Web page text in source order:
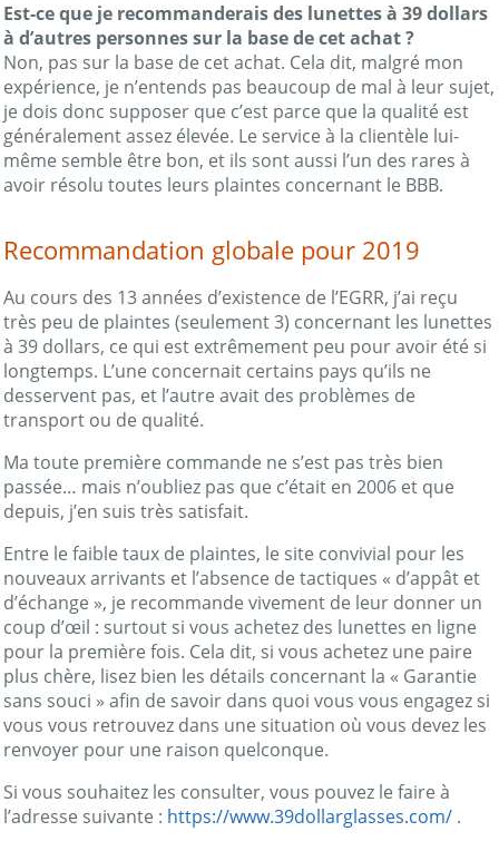
Est-ce que je recommanderais des lunettes à 39 dollars
à d’autres personnes sur la base de cet achat ?
Non, pas sur la base de cet achat. Cela dit, malgré mon
expérience, je n’entends pas beaucoup de mal à leur sujet,
je dois donc supposer que c’est parce que la qualité est
généralement assez élevée. Le service à la clientèle lui-
même semble être bon, et ils sont aussi l’un des rares à
avoir résolu toutes leurs plaintes concernant le BBB.
Recommandation globale pour 2019
Au cours des 13 années d’existence de l’EGRR, j’ai reçu
très peu de plaintes (seulement 3) concernant les lunettes
à 39 dollars, ce qui est extrêmement peu pour avoir été si
longtemps. L’une concernait certains pays qu’ils ne
desservent pas, et l’autre avait des problèmes de
transport ou de qualité.
Ma toute première commande ne s’est pas très bien
passée… mais n’oubliez pas que c’était en 2006 et que
depuis, j’en suis très satisfait.
Entre le faible taux de plaintes, le site convivial pour les
nouveaux arrivants et l’absence de tactiques « d’appât et
d’échange », je recommande vivement de leur donner un
coup d’œil : surtout si vous achetez des lunettes en ligne
pour la première fois. Cela dit, si vous achetez une paire
plus chère, lisez bien les détails concernant la « Garantie
sans souci » afin de savoir dans quoi vous vous engagez si
vous vous retrouvez dans une situation où vous devez les
renvoyer pour une raison quelconque.
Si vous souhaitez les consulter, vous pouvez le faire à
l’adresse suivante : https://www.39dollarglasses.com/ .